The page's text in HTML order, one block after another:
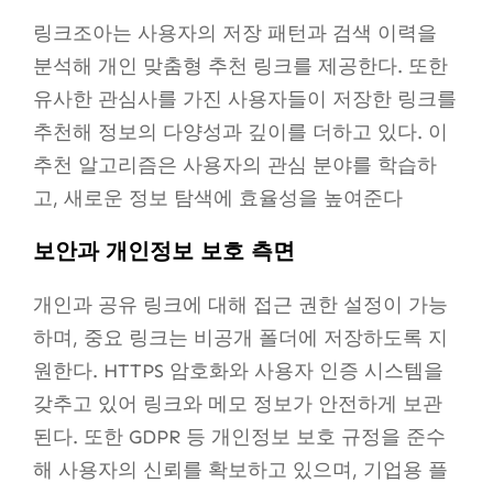
링크조아는 사용자의 저장 패턴과 검색 이력을
분석해 개인 맞춤형 추천 링크를 제공한다. 또한
유사한 관심사를 가진 사용자들이 저장한 링크를
추천해 정보의 다양성과 깊이를 더하고 있다. 이
추천 알고리즘은 사용자의 관심 분야를 학습하
고, 새로운 정보 탐색에 효율성을 높여준다
보안과 개인정보 보호 측면
개인과 공유 링크에 대해 접근 권한 설정이 가능
하며, 중요 링크는 비공개 폴더에 저장하도록 지
원한다. HTTPS 암호화와 사용자 인증 시스템을
갖추고 있어 링크와 메모 정보가 안전하게 보관
된다. 또한 GDPR 등 개인정보 보호 규정을 준수
해 사용자의 신뢰를 확보하고 있으며, 기업용 플